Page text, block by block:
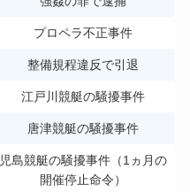
プロペラ不正事件
整備規程違反で引退
江戸川競艇の騒擾事件
唐津競艇の騒擾事件
児島競艇の騒擾事件（1ヵ月の
開催停止命令）